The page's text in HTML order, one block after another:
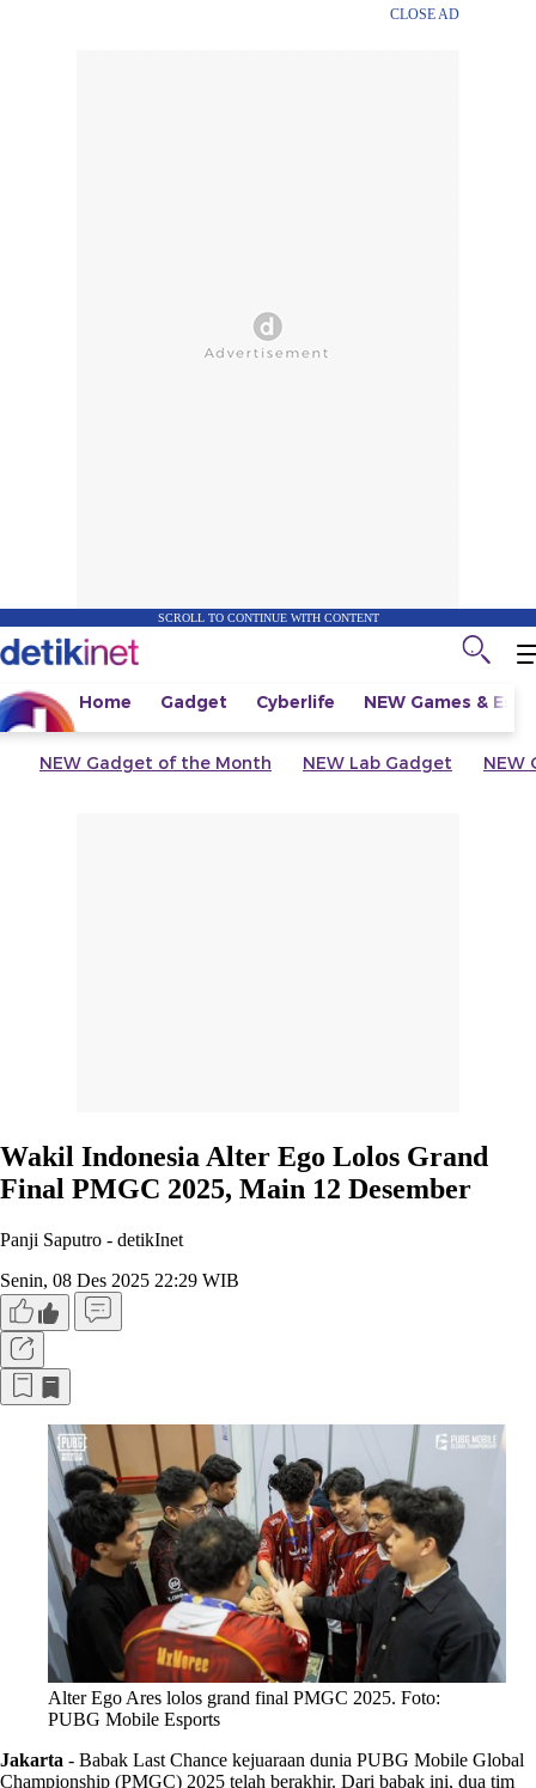
CLOSE AD
SCROLL TO CONTINUE WITH CONTENT
Home Gadget Cyberlife NEW Games &
NEW Gadget of the Month NEW Lab Gadget NEW
Wakil Indonesia Alter Ego Lolos Grand
Final PMGC 2025, Main 12 Desember
Panji Saputro - detikInet
Senin, 08 Des 2025 22:29 WIB
Alter Ego Ares lolos grand final PMGC 2025. Foto:
PUBG Mobile Esports
Jakarta - Babak Last Chance kejuaraan dunia PUBG Mobile Global
Championship (PMGC) 2025 telah berakhir. Dari babak ini, dua tim